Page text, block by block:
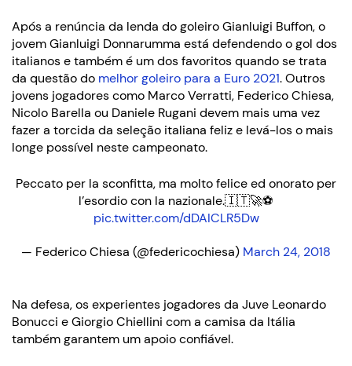
Após a renúncia da lenda do goleiro Gianluigi Buffon, o
jovem Gianluigi Donnarumma está defendendo o gol dos
italianos e também é um dos favoritos quando se trata
da questão do melhor goleiro para a Euro 2021. Outros
jovens jogadores como Marco Verratti, Federico Chiesa,
Nicolo Barella ou Daniele Rugani devem mais uma vez
fazer a torcida da seleção italiana feliz e levá-los o mais
longe possível neste campeonato.
Peccato per la sconfitta, ma molto felice ed onorato per
l’esordio con la nazionale.🇮🇹🚀⚽️
pic.twitter.com/dDAICLR5Dw
— Federico Chiesa (@federicochiesa) March 24, 2018
Na defesa, os experientes jogadores da Juve Leonardo
Bonucci e Giorgio Chiellini com a camisa da Itália
também garantem um apoio confiável.